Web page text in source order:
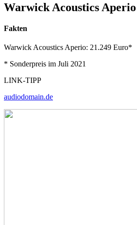
Warwick Acoustics Aperio
Fakten
Warwick Acoustics Aperio: 21.249 Euro*
* Sonderpreis im Juli 2021
LINK-TIPP
audiodomain.de